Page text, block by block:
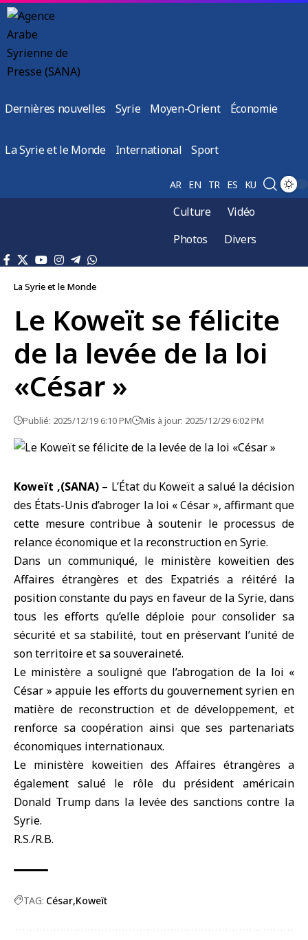
Dernières nouvelles Syrie Moyen-Orient Économie
La Syrie et le Monde International Sport
AR EN TR ES KU
Culture
Vidéo
Photos
Divers
La Syrie et le Monde
Le Koweït se félicite
de la levée de la loi
«César »
Publié: 2025/12/19 6:10 PM Mis à jour: 2025/12/29 6:02 PM
Koweït ,(SANA)– L’État du Koweït a salué la décision
des États-Unis d’abroger la loi «César », affirmant que
cette mesure contribue à soutenir le processus de
relance économique et la reconstruction en Syrie.
Dans un communiqué, le ministère koweitien des
Affaires étrangères et des Expatriés a réitéré la
position constante du pays en faveur de la Syrie, dans
tous les efforts qu’elle déploie pour consolider sa
sécurité et sa stabilité, tout en préservant l’unité de
son territoire et sa souveraineté.
Le ministère a souligné que l’abrogation de la loi «
César » appuie les efforts du gouvernement syrien en
matière de reconstruction et de développement, et
renforce sa coopération ainsi que ses partenariats
économiques internationaux.
Le ministère koweitien des Affaires étrangères a
également salué le rôle du président américain
Donald Trump dans la levée des sanctions contre la
Syrie.
R.S./R.B.
TAG: César Koweït